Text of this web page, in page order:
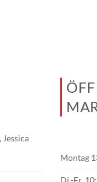
Montag
Di.-Fr.